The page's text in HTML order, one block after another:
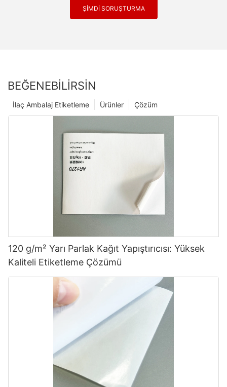
ŞIMDI SORUŞTURMA
BEĞENEBILIRSIN
Çözüm
Ürünler
İlaç Ambalaj Etiketleme
120 g/m² Yarı Parlak Kağıt Yapıştırıcısı: Yüksek
Kaliteli Etiketleme Çözümü